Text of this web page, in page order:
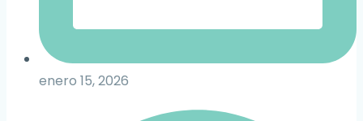
enero 15, 2026